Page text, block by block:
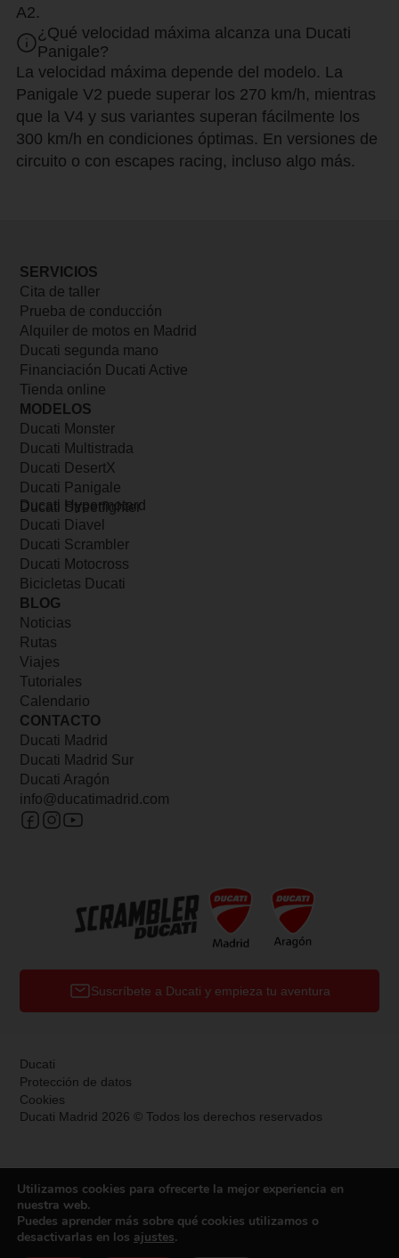
A2.
¿Qué velocidad máxima alcanza una Ducati
Panigale?
La velocidad máxima depende del modelo. La
Panigale V2 puede superar los 270 km/h, mientras
que la V4 y sus variantes superan fácilmente los
300 km/h en condiciones óptimas. En versiones de
circuito o con escapes racing, incluso algo más.
SERVICIOS
Cita de taller
Prueba de conducción
Alquiler de motos en Madrid
Ducati segunda mano
Financiación Ducati Active
Tienda online
MODELOS
Ducati Monster
Ducati Multistrada
Ducati DesertX
Ducati Panigale
Ducati Streetfighter
Ducati Hypermotard
Ducati Diavel
Ducati Scrambler
Ducati Motocross
Bicicletas Ducati
BLOG
Noticias
Rutas
Viajes
Tutoriales
Calendario
CONTACTO
Ducati Madrid
Ducati Madrid Sur
Ducati Aragón
info@ducatimadrid.com
Suscríbete a Ducati y empieza tu aventura
Ducati
Protección de datos
Cookies
Ducati Madrid 2026 © Todos los derechos reservados
Utilizamos cookies para ofrecerte la mejor experiencia en
nuestra web.
Puedes aprender más sobre qué cookies utilizamos o
desactivarlas en los ajustes.